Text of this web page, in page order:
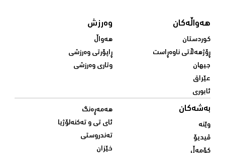
هەواڵەکان
کوردستان
ڕۆژهەڵاتی ناوەڕاست
جیهان
عێراق
ئابوری
وەرزش
هەواڵ
ڕاپۆرتی وەرزشی
وتاری وەرزشی
بەشەکان
وێنە
ڤیدیۆ
هەمەڕەنگ
ئای تی و تەکنەلۆژیا
تەندروستی
خێزان